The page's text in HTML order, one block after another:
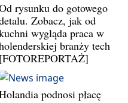
rysunku do gotowego
Zobacz, jak od
wygląda praca w
branży tech
[FOTOREPORTAŻ]
podnosi płacę